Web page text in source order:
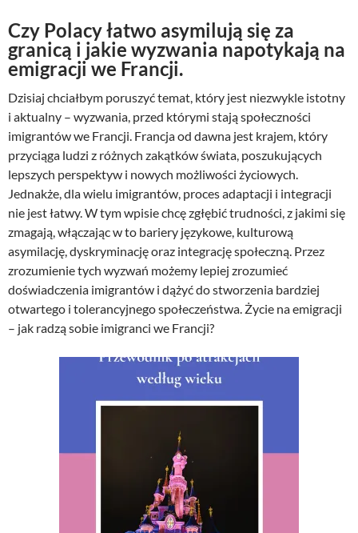
Czy Polacy łatwo asymilują się za
granicą i jakie wyzwania napotykają na
emigracji we Francji.
Dzisiaj chciałbym poruszyć temat, który jest niezwykle istotny
i aktualny – wyzwania, przed którymi stają społeczności
imigrantów we Francji. Francja od dawna jest krajem, który
przyciąga ludzi z różnych zakątków świata, poszukujących
lepszych perspektyw i nowych możliwości życiowych.
Jednakże, dla wielu imigrantów, proces adaptacji i integracji
nie jest łatwy. W tym wpisie chcę zgłębić trudności, z jakimi się
zmagają, włączając w to bariery językowe, kulturową
asymilację, dyskryminację oraz integrację społeczną. Przez
zrozumienie tych wyzwań możemy lepiej zrozumieć
doświadczenia imigrantów i dążyć do stworzenia bardziej
otwartego i tolerancyjnego społeczeństwa. Życie na emigracji
– jak radzą sobie imigranci we Francji?